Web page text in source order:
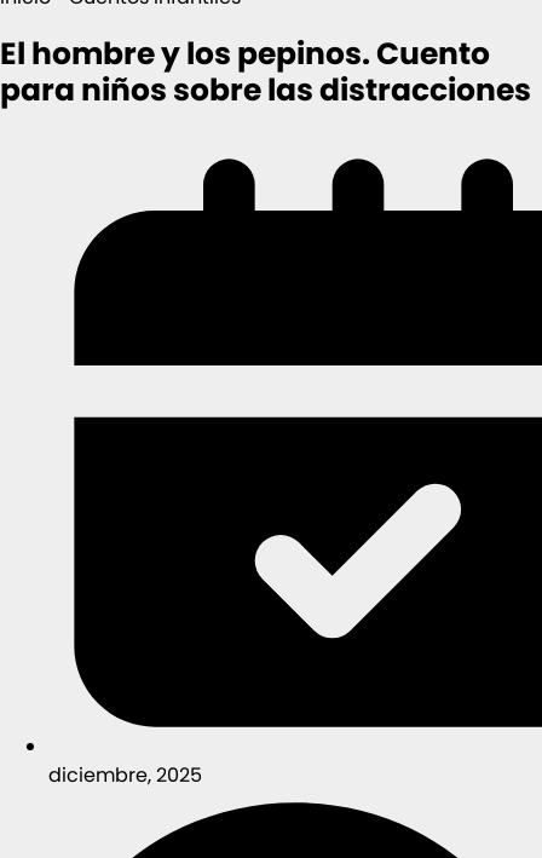
El hombre y los pepinos. Cuento
para niños sobre las distracciones
diciembre, 2025